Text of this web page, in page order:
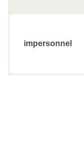
impersonnel